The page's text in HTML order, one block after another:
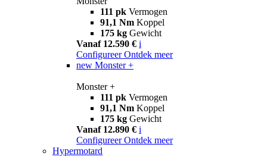
111 pk Vermogen
91,1 Nm Koppel
175 kg Gewicht
Vanaf 12.590 € i
Configureer Ontdek meer
new Monster +
Monster +
111 pk Vermogen
91,1 Nm Koppel
175 kg Gewicht
Vanaf 12.890 € i
Configureer Ontdek meer
Hypermotard